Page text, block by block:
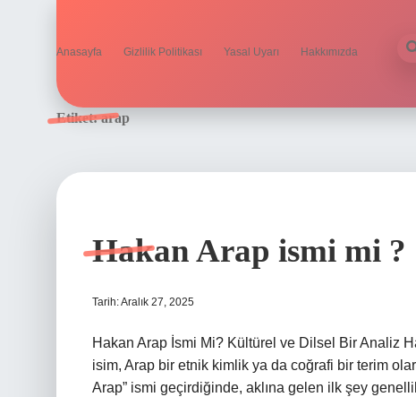
Anasayfa Gizlilik Politikası Yasal Uyarı Hakkımızda
Etiket:arap
Hakan Arap ismi mi ?
Tarih: Aralık 27, 2025
Hakan Arap İsmi Mi? Kültürel ve Dilsel Bir Analiz
isim, Arap bir etnik kimlik ya da coğrafi bir terim
Arap” ismi geçirdiğinde, aklına gelen ilk şey